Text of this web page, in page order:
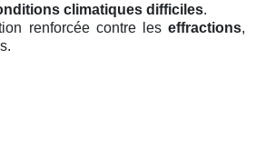
climatiques difficiles.
renforcée contre les effractions,